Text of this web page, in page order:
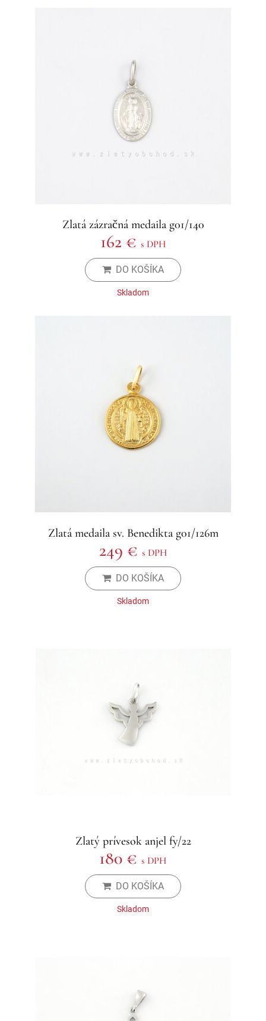
Zlatá zázračná medaila g01/140
162 € s DPH
DO KOŠÍKA
Skladom
Zlatá medaila sv. Benedikta g01/126m
249 € s DPH
DO KOŠÍKA
Skladom
Zlatý prívesok anjel fy/22
180 € s DPH
DO KOŠÍKA
Skladom